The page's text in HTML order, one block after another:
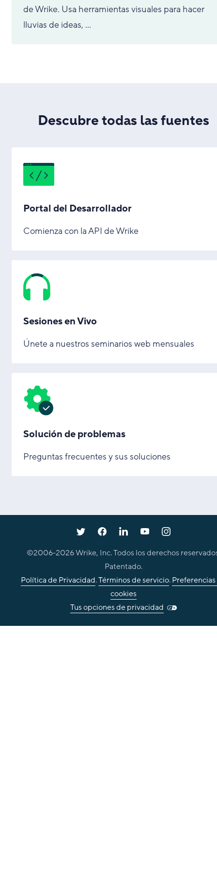
de Wrike. Usa herramientas visuales para hacer
lluvias de ideas, ...
Descubre todas las fuentes
Portal del Desarrollador
Comienza con la API de Wrike
Sesiones en Vivo
Únete a nuestros seminarios web mensuales
Solución de problemas
Preguntas frecuentes y sus soluciones
©2006-2026Wrike, Inc. Todos los derechos
Patentado.
Política de Privacidad.Términos de servicio.
cookies
Tus opciones de privacidad